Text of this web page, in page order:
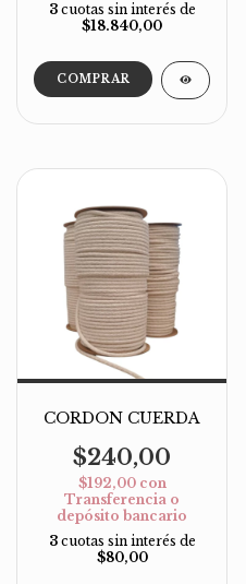
3 cuotas sin interés de
$18.840,00
CORDON CUERDA
$240,00
$192,00 con
Transferencia o
depósito bancario
3 cuotas sin interés de
$80,00